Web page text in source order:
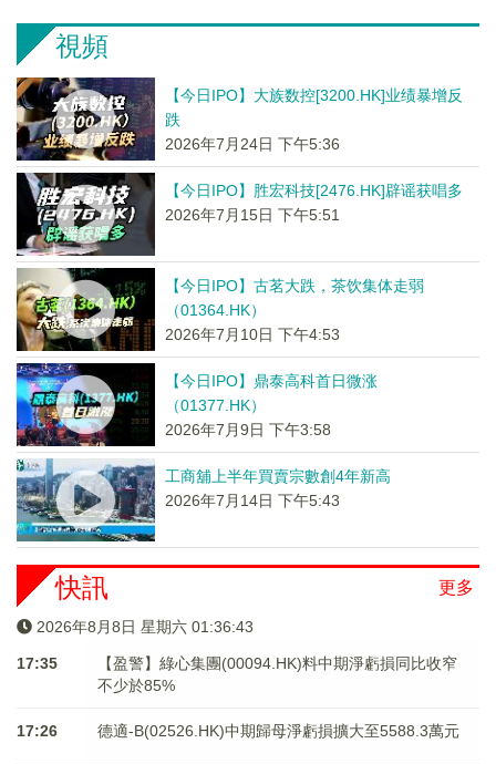
視頻
【今日IPO】大族数控[3200.HK]业绩暴增反
跌
2026年7月24日 下午5:36
【今日IPO】胜宏科技[2476.HK]辟谣获唱多
2026年7月15日 下午5:51
【今日IPO】古茗大跌，茶饮集体走弱
（01364.HK）
2026年7月10日 下午4:53
【今日IPO】鼎泰高科首日微涨
（01377.HK）
2026年7月9日 下午3:58
工商舖上半年買賣宗數創4年新高
2026年7月14日 下午5:43
更多
快訊
2026年8月8日 星期六 01:36:43
17:35
【盈警】綠心集團(00094.HK)料中期淨虧損同比收窄
不少於85%
17:26 德適-B(02526.HK)中期歸母淨虧損擴大至5588.3萬元